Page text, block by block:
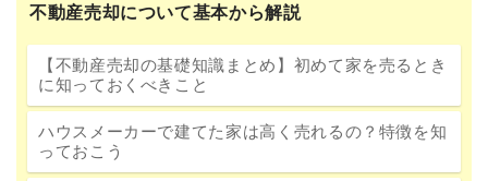
不動産売却について基本から解説
【不動産売却の基礎知識まとめ】初めて家を売るとき
に知っておくべきこと
ハウスメーカーで建てた家は高く売れるの？特徴を知
っておこう